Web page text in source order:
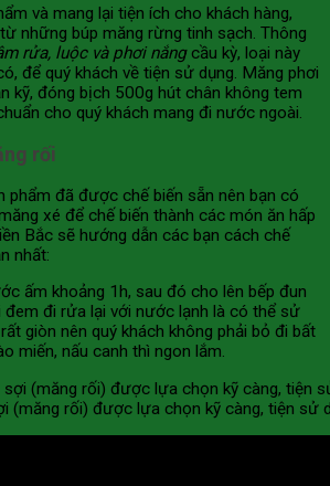
và mang lại tiện ích cho khách hàng,
những búp măng rừng tinh sạch. Thông
rửa, luộc và phơi nắngcầu kỳ, loại này
để quý khách về tiện sử dụng. Măng phơi
kỹ, đóng bịch 500g hút chân không tem
cho quý khách mang đi nước ngoài.
rối
phẩm đã được chế biến sẵn nên bạn có
xé để chế biến thành các món ăn hấp
Bắc sẽ hướng dẫn các bạn cách chế
nhất:
ấm khoảng 1h, sau đó cho lên bếp đun
đi rửa lại với nước lạnh là có thể sử
giòn nên quý khách không phải bỏ đi bất
miến, nấu canh thì ngon lắm.
(măng rối) được lựa chọn kỹ càng, tiện sử